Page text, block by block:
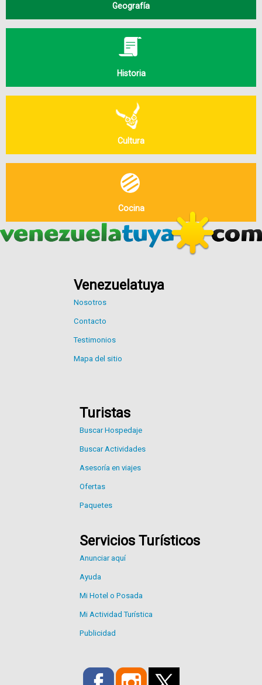
Geografía
Historia
Cultura
Cocina
Venezuelatuya
Nosotros
Contacto
Testimonios
Mapa del sitio
Turistas
Buscar Hospedaje
Buscar Actividades
Asesoría en viajes
Ofertas
Paquetes
Servicios Turísticos
Anunciar aquí
Ayuda
Mi Hotel o Posada
Mi Actividad Turística
Publicidad